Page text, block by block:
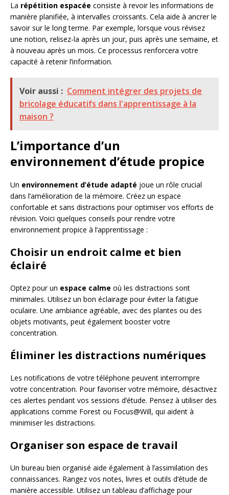
La répétition espacée consiste à revoir les informations de
manière planifiée, à intervalles croissants. Cela aide à ancrer le
savoir sur le long terme. Par exemple, lorsque vous révisez
une notion, relisez-la après un jour, puis après une semaine, et
à nouveau après un mois. Ce processus renforcera votre
capacité à retenir l’information.
Voir aussi : Comment intégrer des projets de
bricolage éducatifs dans l'apprentissage à la
maison ?
L’importance d’un
environnement d’étude propice
Un environnement d’étude adapté joue un rôle crucial
dans l’amélioration de la mémoire. Créez un espace
confortable et sans distractions pour optimiser vos efforts de
révision. Voici quelques conseils pour rendre votre
environnement propice à l’apprentissage :
Choisir un endroit calme et bien
éclairé
Optez pour un espace calme où les distractions sont
minimales. Utilisez un bon éclairage pour éviter la fatigue
oculaire. Une ambiance agréable, avec des plantes ou des
objets motivants, peut également booster votre
concentration.
Éliminer les distractions numériques
Les notifications de votre téléphone peuvent interrompre
votre concentration. Pour favoriser votre mémoire, désactivez
ces alertes pendant vos sessions d’étude. Pensez à utiliser des
applications comme Forest ou Focus@Will, qui aident à
minimiser les distractions.
Organiser son espace de travail
Un bureau bien organisé aide également à l’assimilation des
connaissances. Rangez vos notes, livres et outils d’étude de
manière accessible. Utilisez un tableau d’affichage pour